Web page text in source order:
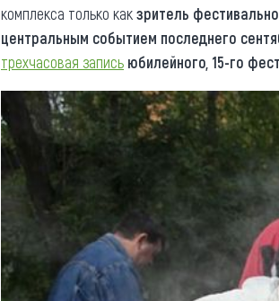
комплекса только какзритель
центральным событием последнего
трехчасовая запись юбилейного, 15-го